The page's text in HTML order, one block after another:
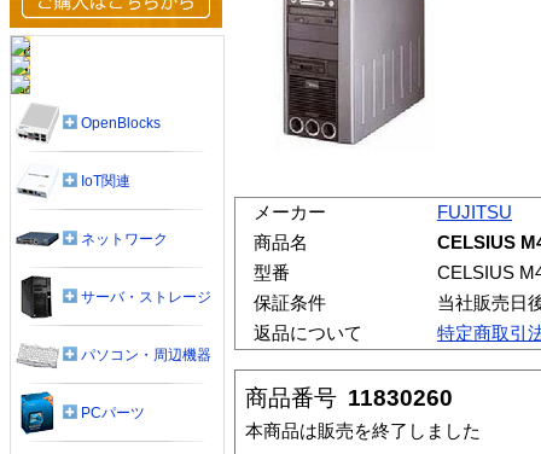
メーカー
FUJITSU
商品名
CELSIUS
型番
CELSIUS
保証条件
当社販売日
返品について
特定商取引
商品番号 11830260
本商品は販売を終了しました
OpenBlocks
IoT関連
ネットワーク
サーバ・ストレージ
パソコン・周辺機器
PCパーツ